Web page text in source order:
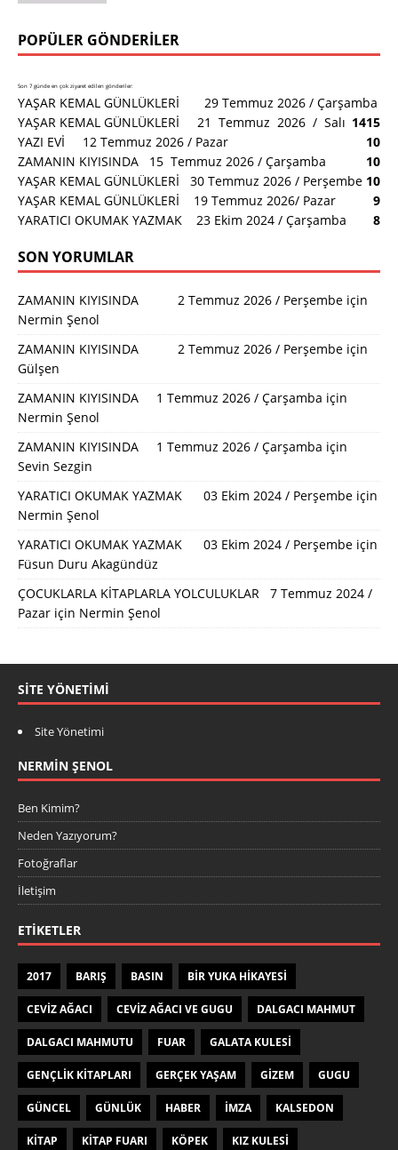
POPÜLER GÖNDERILER
Son 7 günde en çok ziyaret edilen gönderiler:
YAŞAR KEMAL GÜNLÜKLERİ 29 Temmuz 2026 / Çarşamba
15
YAŞAR KEMAL GÜNLÜKLERİ 21 Temmuz 2026 / Salı 14
YAZI EVİ 12 Temmuz 2026 / Pazar
10
ZAMANIN KIYISINDA 15 Temmuz 2026 / Çarşamba
10
YAŞAR KEMAL GÜNLÜKLERİ 30 Temmuz 2026 / Perşembe 10
YAŞAR KEMAL GÜNLÜKLERİ 19 Temmuz 2026/ Pazar
9
YARATICI OKUMAK YAZMAK 23 Ekim 2024 / Çarşamba
8
SON YORUMLAR
ZAMANIN KIYISINDA 2 Temmuz 2026 / Perşembe için
Nermin Şenol
ZAMANIN KIYISINDA 2 Temmuz 2026 / Perşembe için
Gülşen
ZAMANIN KIYISINDA 1 Temmuz 2026 / Çarşamba için
Nermin Şenol
ZAMANIN KIYISINDA 1 Temmuz 2026 / Çarşamba için
Sevin Sezgin
YARATICI OKUMAK YAZMAK 03 Ekim 2024 / Perşembe için
Nermin Şenol
YARATICI OKUMAK YAZMAK 03 Ekim 2024 / Perşembe için
Füsun Duru Akagündüz
ÇOCUKLARLA KİTAPLARLA YOLCULUKLAR 7 Temmuz 2024 /
Pazar için Nermin Şenol
SITE YÖNETIMI
Site Yönetimi
NERMIN ŞENOL
Ben Kimim?
Neden Yazıyorum?
Fotoğraflar
İletişim
ETIKETLER
2017 BARIŞ BASIN BIR YUKA HIKAYESI
CEVIZ AĞACI CEVIZ AĞACI VE GUGU DALGACI MAHMUT
DALGACI MAHMUTU FUAR GALATA KULESI
GENÇLIK KITAPLARI GERÇEK YAŞAM GIZEM GUGU
GÜNCEL GÜNLÜK HABER IMZA KALSEDON
KITAP KITAP FUARI KÖPEK KIZ KULESI